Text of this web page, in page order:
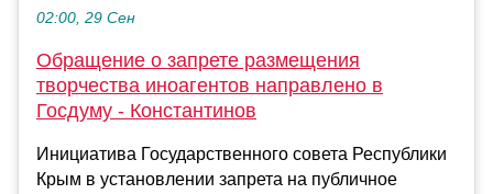
02:00, 29 Сен
Обращение о запрете размещения
творчества иноагентов направлено в
Госдуму - Константинов
Инициатива Государственного совета Республики
Крым в установлении запрета на публичное